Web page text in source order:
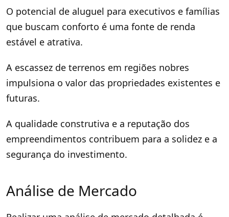
O potencial de aluguel para executivos e famílias
que buscam conforto é uma fonte de renda
estável e atrativa.
A escassez de terrenos em regiões nobres
impulsiona o valor das propriedades existentes e
futuras.
A qualidade construtiva e a reputação dos
empreendimentos contribuem para a solidez e a
segurança do investimento.
Análise de Mercado